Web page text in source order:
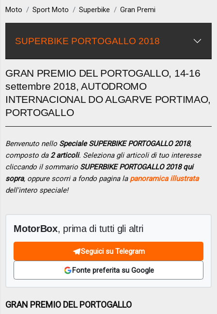
Moto Sport Moto Superbike Gran Premi
SUPERBIKE PORTOGALLO 2018
GRAN PREMIO DEL PORTOGALLO, 14-16
settembre 2018, AUTODROMO
INTERNACIONAL DO ALGARVE PORTIMAO,
PORTOGALLO
Benvenuto nello Speciale SUPERBIKE PORTOGALLO 2018,
composto da 2 articoli. Seleziona gli articoli di tuo interesse
cliccando il sommario SUPERBIKE PORTOGALLO 2018 qui
sopra, oppure scorri a fondo pagina la panoramica illustrata
dell'intero speciale!
MotorBox, prima di tutti gli altri
Seguici su Telegram
Fonte preferita su Google
GRAN PREMIO DEL PORTOGALLO